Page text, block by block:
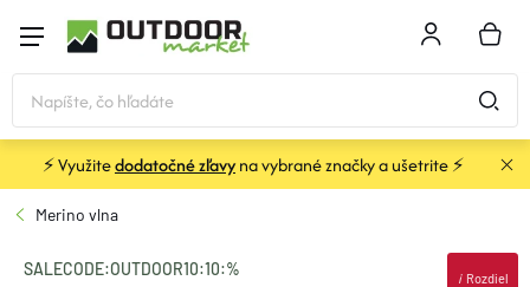
obsah
KOŠÍK
STANY a PRÍSTREŠKY
SPACÁKY
⚡ Využitedodatočné zľavyna vybrané značky a ušetrite ⚡
Merino vlna
SALECODE:OUTDOOR10:10:%
iRozdiel